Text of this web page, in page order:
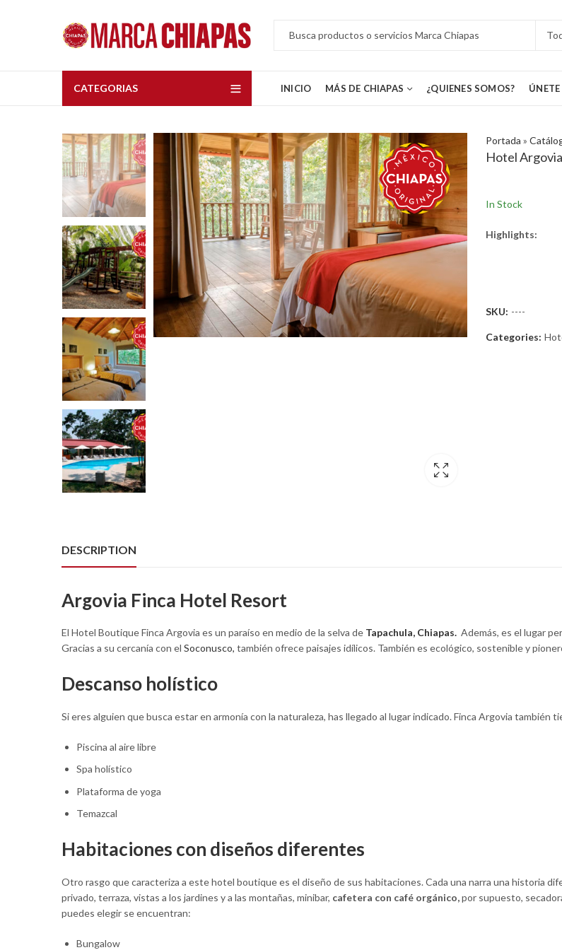
CATEGORIAS INICIO MÁS DE CHIAPAS ¿QUIENES SOMOS? ÚNETE
Portada »
Hotel
In Stock
Highlights:
SKU: ----
Categories:
DESCRIPTION
Argovia Finca Hotel Resort
El Hotel Boutique Finca Argovia es un paraíso en medio de la selva de Tapachula, Chiapas. Además, es el lugar
Gracias a su cercanía con el Soconusco, también ofrece paisajes idílicos. También es ecológico, sostenible y
Descanso holístico
Si eres alguien que busca estar en armonía con la naturaleza, has llegado al lugar indicado. Finca Argovia
Piscina al aire libre
Spa holístico
Plataforma de yoga
Temazcal
Habitaciones con diseños diferentes
Otro rasgo que caracteriza a este hotel boutique es el diseño de sus habitaciones. Cada una narra una historia
privado, terraza, vistas a los jardines y a las montañas, minibar, cafetera con café orgánico,por supuesto,
puedes elegir se encuentran:
Bungalow